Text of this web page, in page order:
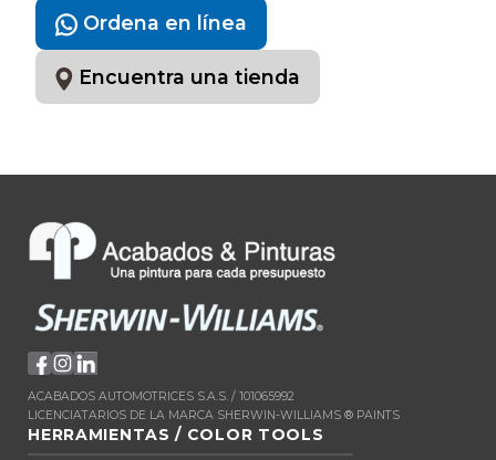
Ordena en línea
Encuentra una tienda
ACABADOS AUTOMOTRICES S.A.S. / 101065992
LICENCIATARIOS DE LA MARCA SHERWIN-WILLIAMS ® PAINTS
HERRAMIENTAS / COLOR TOOLS